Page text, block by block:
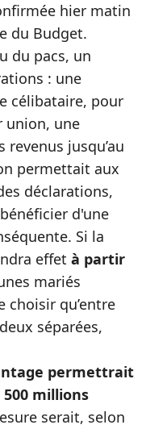
hier matin
du Budget.
du pacs, un
: une
célibataire, pour
union, une
jusqu’au
permettait aux
déclarations,
d'une
Si la
effet à partir
mariés
choisir qu’entre
séparées,
permettrait
millions
serait, selon